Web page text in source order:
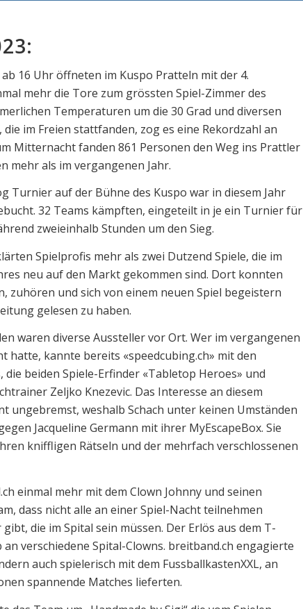
16 Uhr öffneten im Kuspo Pratteln mit der 4.
mehr die Tore zum grössten Spiel-Zimmer des
Temperaturen um die 30 Grad und diversen
im Freien stattfanden, zog es eine Rekordzahl an
Mitternacht fanden 861 Personen den Weg ins Prattler
mehr als im vergangenen Jahr.
Turnier auf der Bühne des Kuspo war in diesem Jahr
32 Teams kämpften, eingeteilt in je ein Turnier für
zweieinhalb Stunden um den Sieg.
Spielprofis mehr als zwei Dutzend Spiele, die im
neu auf den Markt gekommen sind. Dort konnten
zuhören und sich von einem neuen Spiel begeistern
gelesen zu haben.
waren diverse Aussteller vor Ort. Wer im vergangenen
hatte, kannte bereits «speedcubing.ch» mit den
beiden Spiele-Erfinder «Tabletop Heroes» und
Zeljko Knezevic. Das Interesse an diesem
ungebremst, weshalb Schach unter keinen Umständen
Jacqueline Germann mit ihrer MyEscapeBox. Sie
kniffligen Rätseln und der mehrfach verschlossenen
einmal mehr mit dem Clown Johnny und seinen
dass nicht alle an einer Spiel-Nacht teilnehmen
die im Spital sein müssen. Der Erlös aus dem T-
verschiedene Spital-Clowns. breitband.ch engagierte
auch spielerisch mit dem FussballkastenXXL, an
spannende Matches lieferten.